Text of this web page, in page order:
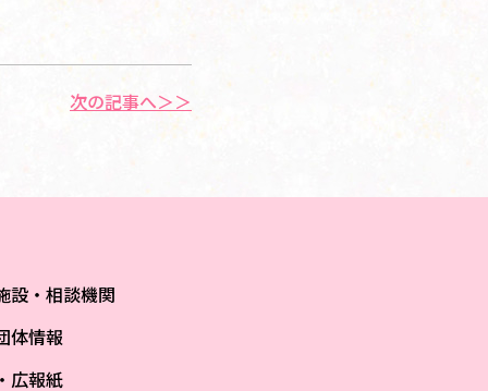
次の記事へ＞＞
設・相談機関
体情報
広報紙